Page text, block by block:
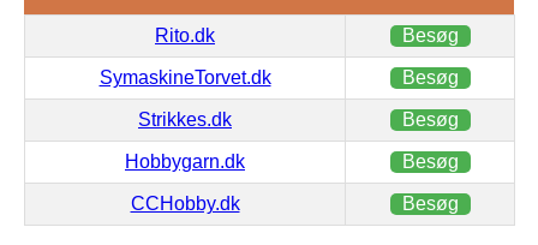
Rito.dk Besøg
SymaskineTorvet.dk Besøg
Strikkes.dk Besøg
Hobbygarn.dk Besøg
CCHobby.dk Besøg